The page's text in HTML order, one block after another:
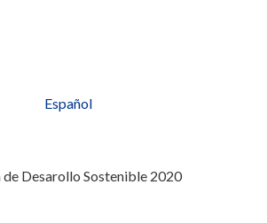
Español
Desarollo Sostenible 2020